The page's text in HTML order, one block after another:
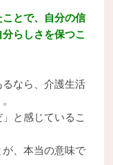
とで、自分の信
らしさを保つこ
なら、介護生活
と感じているこ
が、本当の意味で